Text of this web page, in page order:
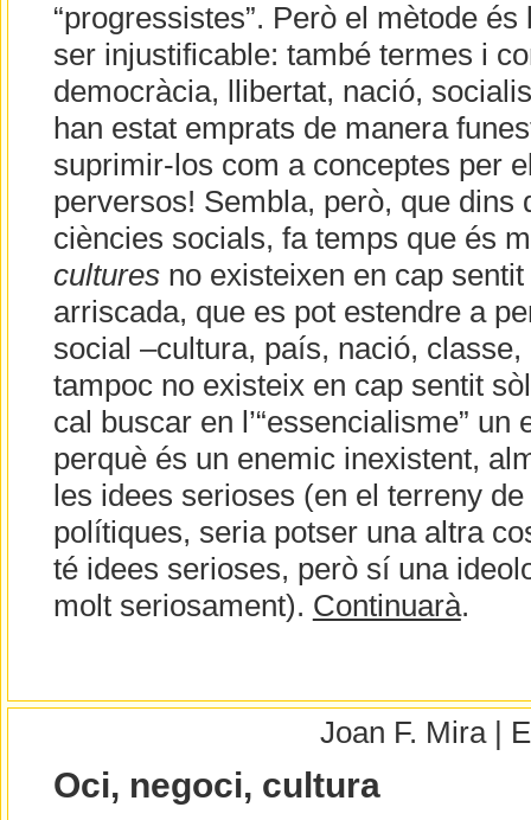
“progressistes”. Però el mètode
ser injustificable: també termes i
democràcia, llibertat, nació,
han estat emprats de manera
suprimir-los com a conceptes per
perversos! Sembla, però, que dins
ciències socials, fa temps que és
culturesno existeixen en cap
arriscada, que es pot estendre a
social –cultura, país, nació, classe,
tampoc no existeix en cap sentit
cal buscar en l’“essencialisme”
perquè és un enemic inexistent,
les idees serioses (en el terreny
polítiques, seria potser una altra
té idees serioses, però sí una
molt seriosament). Continuarà.
Joan F. Mira |
Oci, negoci, cultura